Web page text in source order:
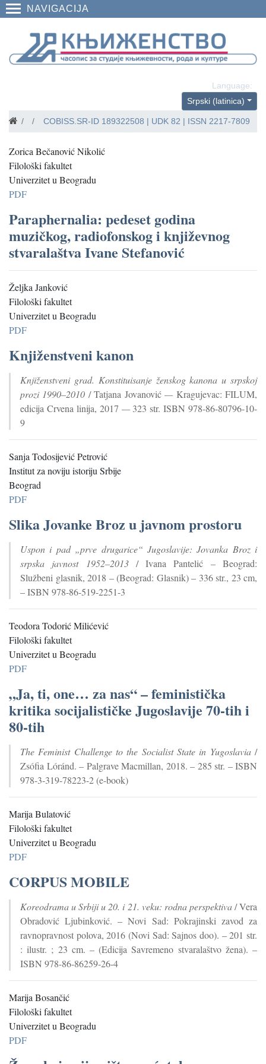
NAVIGACIJA
Language:
Srpski (latinica)
Časopisi
2018
COBISS.SR-ID 189322508 | UDK 82 | ISSN 2217-7809
Zorica Bečanović Nikolić
Filološki fakultet
Univerzitet u Beogradu
PDF
Paraphernalia: pedeset godina
muzičkog, radiofonskog i književnog
stvaralaštva Ivane Stefanović
Željka Janković
Filološki fakultet
Univerzitet u Beogradu
PDF
Knjiženstveni kanon
Knjiženstveni grad. Konstituisanje ženskog kanona u srpskoj
prozi 1990–2010 / Tatjana Jovanović— Kragujevac: FILUM,
edicija Crvena linija, 2017 —323 str. ISBN 978-86-80796-10-
9
Sanja Todosijević Petrović
Institut za noviju istoriju Srbije
Beograd
PDF
Slika Jovanke Broz u javnom prostoru
Uspon i pad „prve drugarice“ Jugoslavije: Jovanka Broz i
srpska javnost 1952–2013 / Ivana Pantelić – Beograd:
Službeni glasnik, 2018 – (Beograd: Glasnik) – 336 str., 23 cm,
– ISBN 978-86-519-2251-3
Teodora Todorić Milićević
Filološki fakultet
Univerzitet u Beogradu
PDF
„Ja, ti, one… za nas“ – feministička
kritika socijalističke Jugoslavije 70-tih i
80-tih
The Feminist Challenge to the Socialist State in Yugoslavia/
Zsófia Lóránd. – Palgrave Macmillan, 2018. – 285 str. – ISBN
978-3-319-78223-2 (e-book)
Marija Bulatović
Filološki fakultet
Univerzitet u Beogradu
PDF
CORPUS MOBILE
Koreodrama u Srbiji u 20. i 21. veku: rodna perspektiva/ Vera
Obradović Ljubinković. – Novi Sad: Pokrajinski zavod za
ravnopravnost polova, 2016 (Novi Sad: Sajnos doo). – 201 str.
: ilustr. ; 23 cm. – (Edicija Savremeno stvaralaštvo žena). –
ISBN 978-86-86259-26-4
Marija Bosančić
Filološki fakultet
Univerzitet u Beogradu
PDF